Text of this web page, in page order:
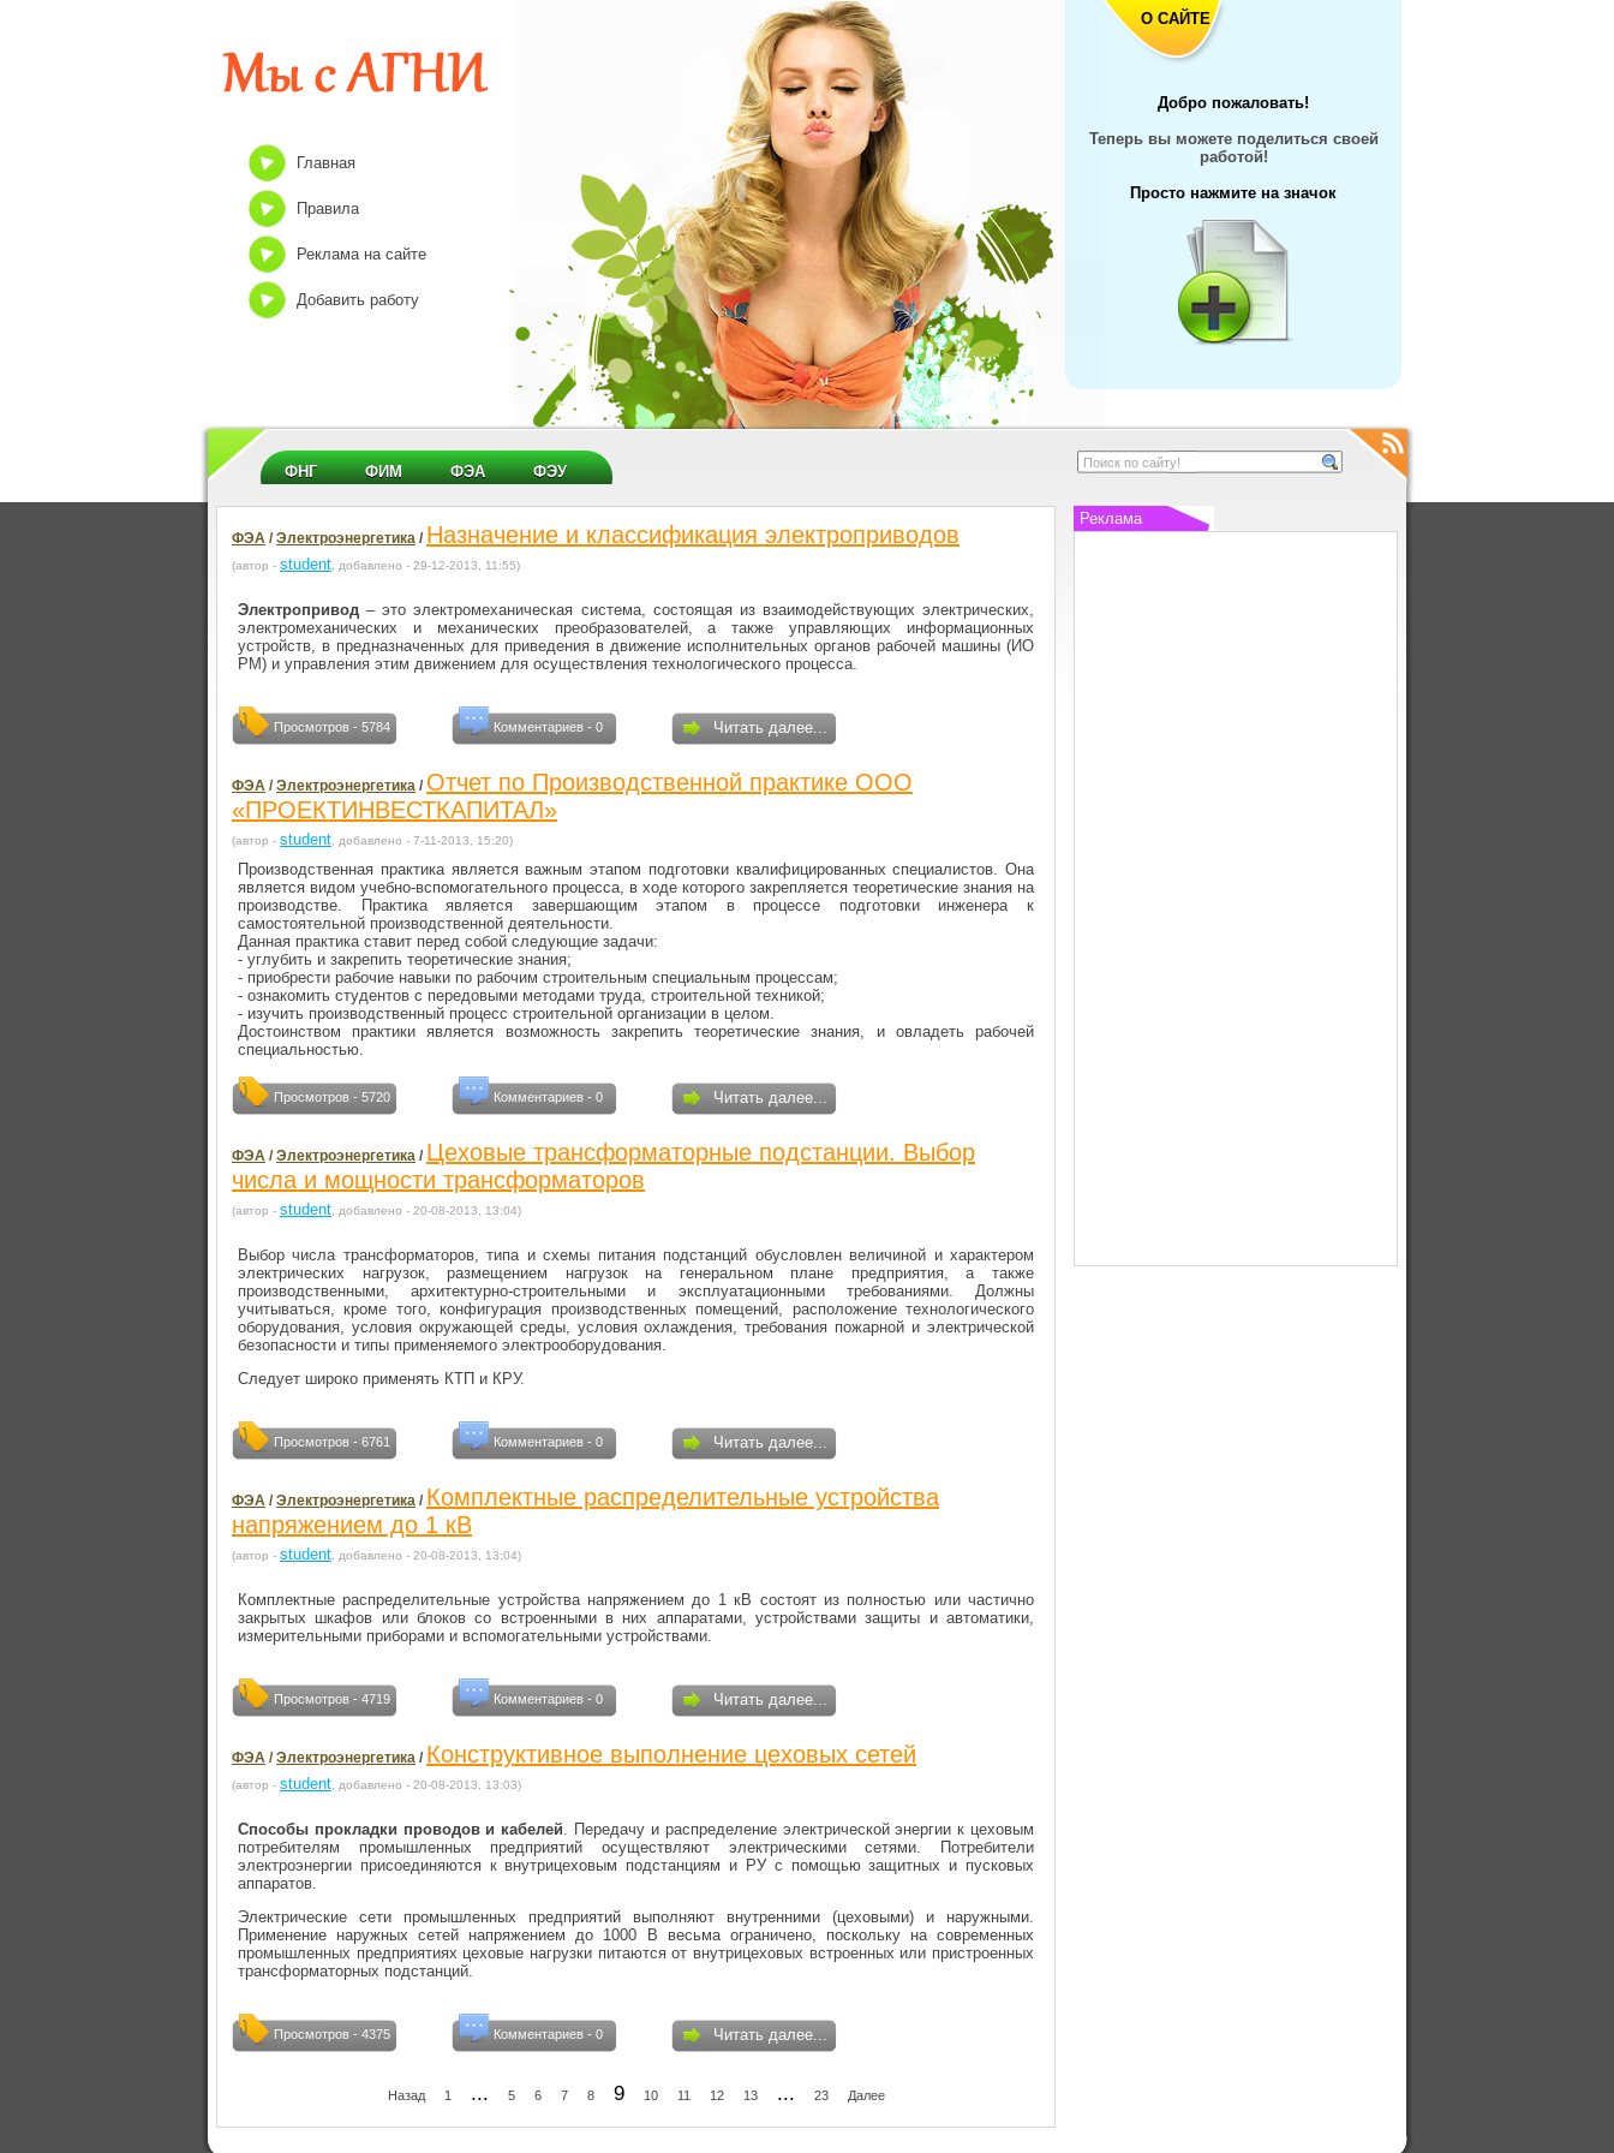
О САЙТЕ
Добро пожаловать!
Теперь вы можете поделиться своей
работой!
Просто нажмите на значок
Главная
Правила
Реклама на сайте
Добавить работу
ФНГ ФИМ ФЭА ФЭУ
ФЭА /Электроэнергетика / Назначение и классификация электроприводов
(автор - student , добавлено - 29-12-2013, 11:55)
Электропривод – это электромеханическая система, состоящая из взаимодействующих электрических,
электромеханических и механических преобразователей, а также управляющих информационных
устройств, в предназначенных для приведения в движение исполнительных органов рабочей машины (ИО
РМ) и управления этим движением для осуществления технологического процесса.
Просмотров - 5784 Комментариев - 0 Читать далее...
ФЭА /Электроэнергетика / Отчет по Производственной практике ООО
«ПРОЕКТИНВЕСТКАПИТАЛ»
(автор - student , добавлено - 7-11-2013, 15:20)
Производственная практика является важным этапом подготовки квалифицированных специалистов. Она
является видом учебно-вспомогательного процесса, в ходе которого закрепляется теоретические знания на
производстве. Практика является завершающим этапом в процессе подготовки инженера к
самостоятельной производственной деятельности.
Данная практика ставит перед собой следующие задачи:
- углубить и закрепить теоретические знания;
- приобрести рабочие навыки по рабочим строительным специальным процессам;
- ознакомить студентов с передовыми методами труда, строительной техникой;
- изучить производственный процесс строительной организации в целом.
Достоинством практики является возможность закрепить теоретические знания, и овладеть рабочей
специальностью.
Просмотров - 5720 Комментариев - 0 Читать далее...
ФЭА /Электроэнергетика / Цеховые трансформаторные подстанции. Выбор
числа и мощности трансформаторов
(автор - student , добавлено - 20-08-2013, 13:04)
Выбор числа трансформаторов, типа и схемы питания подстанций обусловлен величиной и характером
электрических нагрузок, размещением нагрузок на генеральном плане предприятия, а также
производственными, архитектурно-строительными и эксплуатационными требованиями. Должны
учитываться, кроме того, конфигурация производственных помещений, расположение техно­логического
оборудования, условия окружающей среды, условия охлаждения, требования пожарной и электрической
безопасности и типы применяемого электрооборудования.
Следует широко применять КТП и КРУ.
Просмотров - 6761 Комментариев - 0 Читать далее...
ФЭА /Электроэнергетика / Комплектные распределительные устройства
напряжением до 1 кВ
(автор - student , добавлено - 20-08-2013, 13:04)
Комплектные распределительные устройства напряжением до 1 кВ состоят из полностью или частично
закрытых шкафов или бло­ков со встроенными в них аппаратами, устройствами защиты и ав­томатики,
измерительными приборами и вспомогательными уст­ройствами.
Просмотров - 4719 Комментариев - 0 Читать далее...
ФЭА /Электроэнергетика / Конструктивное выполнение цеховых сетей
(автор - student , добавлено - 20-08-2013, 13:03)
Способы прокладки проводов и кабелей. Передачу и распреде­ление электрической энергии к цеховым
потребителям промышлен­ных предприятий осуществляют электрическими сетями. Потреби­тели
электроэнергии присоединяются к внутрицеховым подстанциям и РУ с помощью защитных и пусковых
аппаратов.
Электрические сети промышленных предприятий выполняют внутренними (цеховыми) и наружными.
Применение наружных сетей напряжением до 1000 В весьма ограничено, по­скольку на современных
промышленных предприятиях цеховые на­грузки питаются от внутрицеховых встроенных или пристроенных
трансформаторных подстанций.
Просмотров - 4375 Комментариев - 0 Читать далее...
Назад 1 ... 5 6 7 8 9 10 11 12 13 ... 23 Далее
Реклама